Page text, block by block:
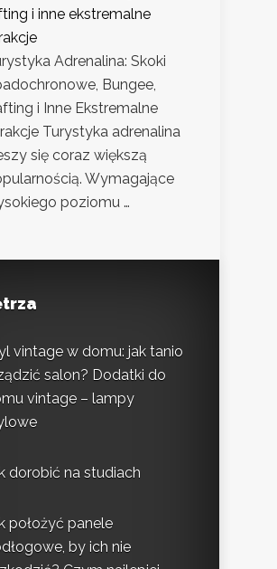
i inne ekstremalne
Adrenalina: Skoki
Bungee,
i Inne Ekstremalne
Turystyka adrenalina
się coraz większą
Wymagające
poziomu …
vintage w domu: jak tanio
salon? Dodatki do
vintage – lampy
dorobić na studiach
położyć panele
by ich nie